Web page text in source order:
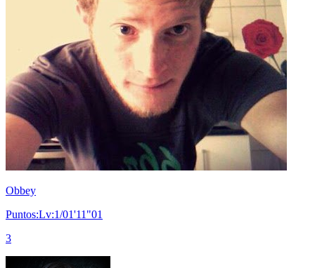
Obbey
Puntos:Lv:1/01'11"01
3